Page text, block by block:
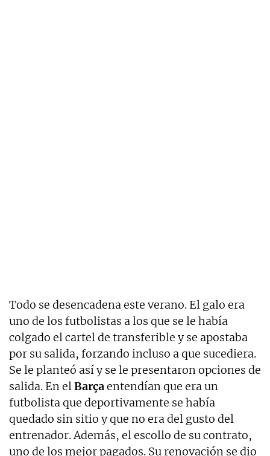
Todo se desencadena este verano. El galo era
uno de los futbolistas a los que se le había
colgado el cartel de transferible y se apostaba
por su salida, forzando incluso a que sucediera.
Se le planteó así y se le presentaron opciones de
salida. En elBarçaentendían que era un
futbolista que deportivamente se había
quedado sin sitio y que no era del gusto del
entrenador. Además, el escollo de su contrato,
uno de los mejor pagados. Su renovación se dio